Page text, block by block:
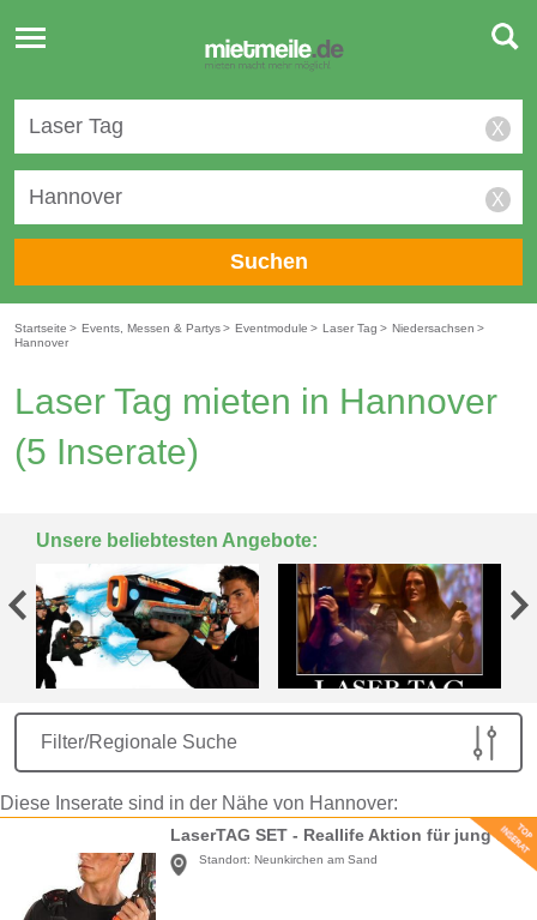
Toggle
navigation
X
X
Suchen
Startseite > Events, Messen & Partys> Eventmodule > Laser Tag > Niedersachsen >
Hannover
Laser Tag mieten in Hannover
(5 Inserate)
Unsere beliebtesten Angebote:
Filter/Regionale Suche
Diese Inserate sind in der Nähe von Hannover:
LaserTAG SET - Reallife Aktion für jung und alt
Standort: Neunkirchen am Sand